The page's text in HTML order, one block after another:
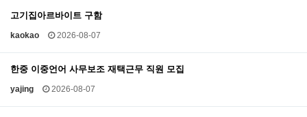
고기집아르바이트 구함
kaokao 2026-08-07
한중 이중언어 사무보조 재택근무 직원 모집
yajing 2026-08-07